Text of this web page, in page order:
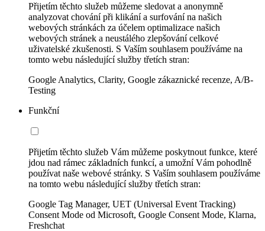
Přijetím těchto služeb můžeme sledovat a anonymně
analyzovat chování při klikání a surfování na našich
webových stránkách za účelem optimalizace našich
webových stránek a neustálého zlepšování celkové
uživatelské zkušenosti. S Vaším souhlasem používáme na
tomto webu následující služby třetích stran:
Google Analytics, Clarity, Google zákaznické recenze, A/B-
Testing
Funkční
Přijetím těchto služeb Vám můžeme poskytnout funkce, které
jdou nad rámec základních funkcí, a umožní Vám pohodlně
používat naše webové stránky. S Vaším souhlasem používáme
na tomto webu následující služby třetích stran:
Google Tag Manager, UET (Universal Event Tracking)
Consent Mode od Microsoft, Google Consent Mode, Klarna,
Freshchat